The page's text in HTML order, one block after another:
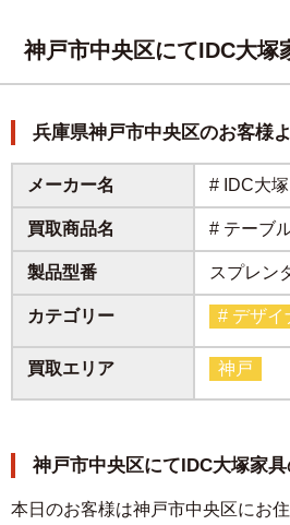
神戸市中央区にてIDC大塚
兵庫県神戸市中央区のお客様
メーカー名 # IDC大塚
買取商品名 # テーブ
製品型番 スプレン
カテゴリー # デザイ
買取エリア 神戸
神戸市中央区にてIDC大塚家
本日のお客様は神戸市中央区にお